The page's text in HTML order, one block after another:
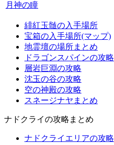
月神の瞳
緋紅玉髄の入手場所
宝箱の入手場所(マップ)
地霊壇の場所まとめ
ドラゴンスパインの攻略
層岩巨淵の攻略
沈玉の谷の攻略
空の神殿の攻略
スネージナヤまとめ
ナドクライの攻略まとめ
ナドクライエリアの攻略